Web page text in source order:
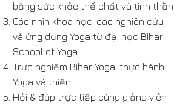
bằng sức khỏe thể chất và tinh thần
Góc nhìn khoa học: các nghiên cứu
và ứng dụng Yoga từ đại học Bihar
School of Yoga
Trực nghiệm Bihar Yoga: thực hành
Yoga và thiền
Hỏi & đáp trực tiếp cùng giảng viên